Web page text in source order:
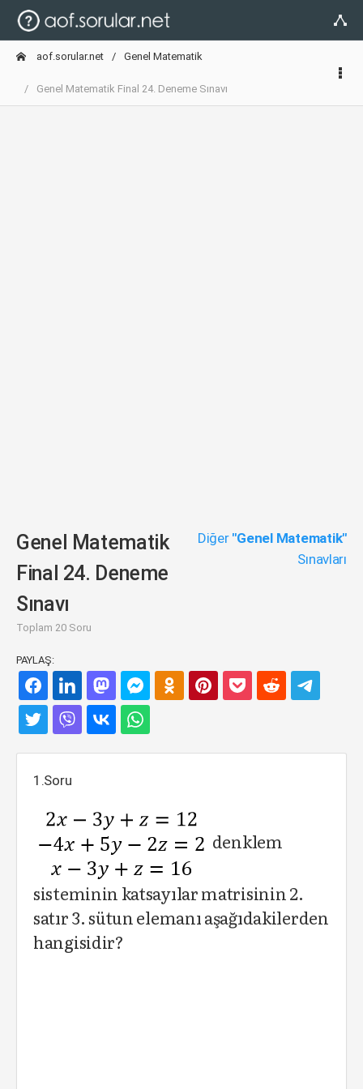
aof.sorular.net Genel Matematik
Genel Matematik Final 24. Deneme Sınavı
Genel Matematik
Final 24. Deneme
Sınavı
Toplam 20 Soru
Diğer "Genel Matematik"
Sınavları
PAYLAŞ:
1.Soru
denklem
sisteminin katsayılar matrisinin 2.
satır 3. sütun elemanı aşağıdakilerden
hangisidir?